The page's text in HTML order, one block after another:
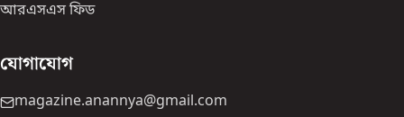
আরএসএস ফিড
যোগাযোগ
magazine.anannya@gmail.com